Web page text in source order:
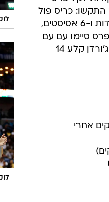
שלישי רצוף
האחרונים),
וקירב את
התקשו: כריס פול
5 מ-17, והקליפרס סיימו עם עם